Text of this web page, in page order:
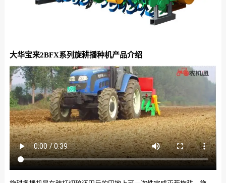
大华宝来2BFX系列旋耕播种机产品介绍